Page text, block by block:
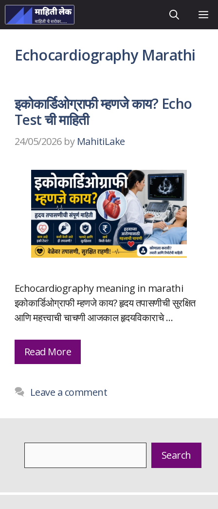
Skip
to
Echocardiography Marathi
इकोकार्डिओग्राफी म्हणजे काय? Echo
Test ची माहिती
24/05/2026 by MahitiLake
Echocardiography meaning in marathi
इकोकार्डिओग्राफी म्हणजे काय? हृदय तपासणीची सुरक्षित
आणि महत्त्वाची चाचणी आजकाल हृदयविकाराचे …
Read More
Leave a comment
Search